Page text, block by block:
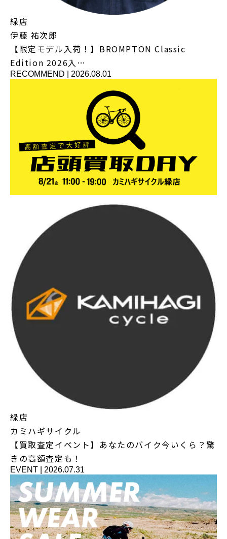
緑店
伊藤 祐次郎
【限定モデル入荷！】BROMPTON Classic
Edition 2026入…
RECOMMEND 2026.08.01
緑店
カミハギサイクル
【買取査定イベント】あなたのバイク今いくら？驚
きの高額査定も！
EVENT 2026.07.31